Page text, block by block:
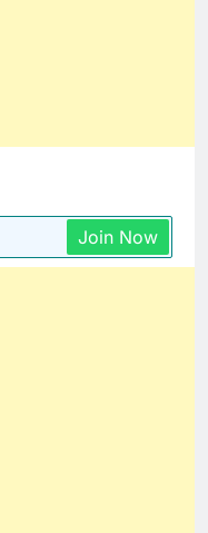
Join Now